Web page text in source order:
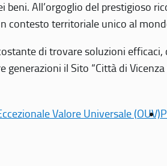
All’orgoglio del prestigioso
contesto territoriale unico al
di trovare soluzioni
il Sito “Città di
Valore Universale (OUV)